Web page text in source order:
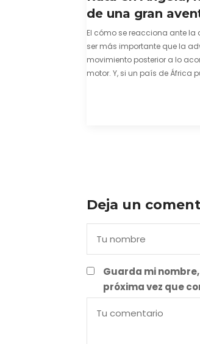
de una gran
El cómo se reacciona ante
ser más importante que la
movimiento posterior a lo
motor. Y, si un país de África
Deja un
Guarda mi
próxima vez que